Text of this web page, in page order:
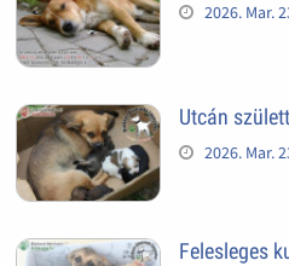
2026. Mar.
Utcán
2026. Mar.
Felesleges